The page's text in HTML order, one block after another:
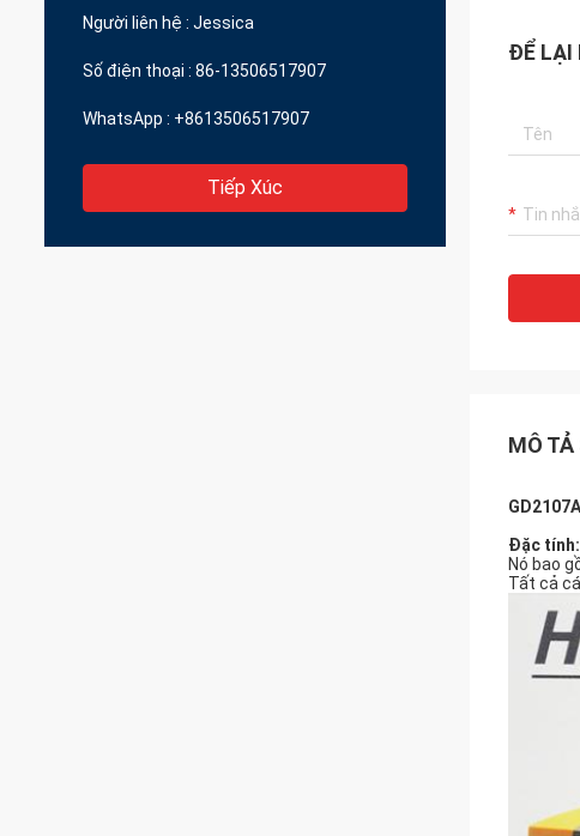
với giá cả hợp lý
Người liên hệ : Jessica
Số điện thoại : 86-13506517907
WhatsApp : +8613506517907
Tiếp Xúc
ĐỂ LẠI
MÔ
Đặc tính:
Nó bao
Tất cả